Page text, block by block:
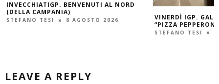
INVECCHIATIGP. BENVENUTI AL NORD
(DELLA CAMPANIA)
STEFANO TESI 8 AGOSTO 2026
VINERDÌ IGP.
“PIZZA
STEFANO TESI
LEAVE A REPLY